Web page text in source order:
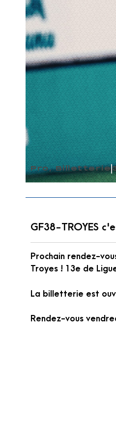
Pro,Billetterie
GF38-TROYES
Prochain rendez-
Troyes ! 13e de
La billetterie est
Rendez-vous